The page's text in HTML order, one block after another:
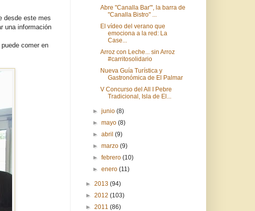
desde este mes
una información
comer en
Abre "Canalla Bar"', la barra de
"Canalla Bistro" ...
El vídeo del verano que
emociona a la red: La
Case...
Arroz con Leche... sin Arroz
#carritosolidario
Nueva Guía Turística y
Gastronómica de El Palmar
V Concurso del All I Pebre
Tradicional, Isla de El...
►junio(8)
►mayo(8)
►abril(9)
►marzo(9)
►febrero(10)
►enero(11)
► 2013 (94)
► 2012 (103)
► 2011 (86)